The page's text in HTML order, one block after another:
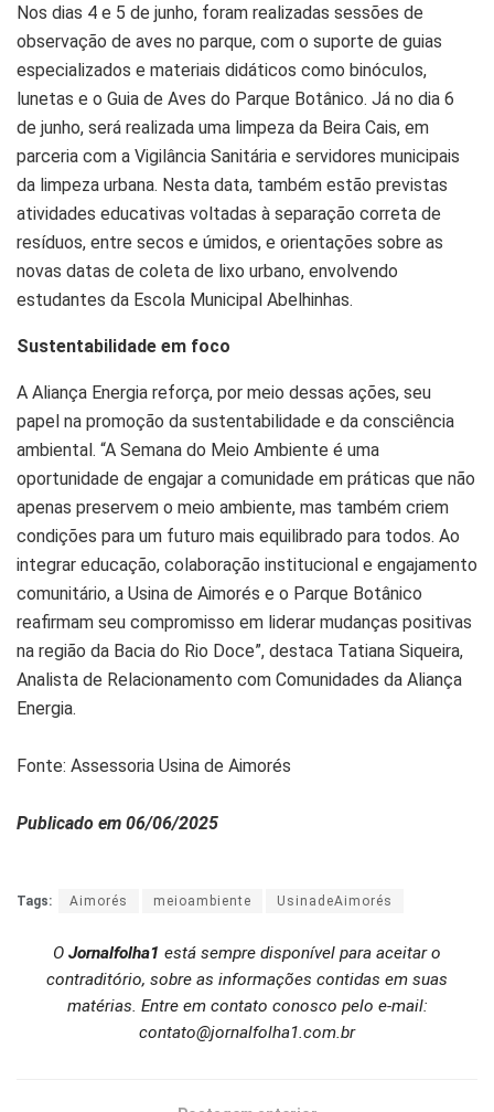
Nos dias 4 e 5 de junho, foram realizadas sessões de
observação de aves no parque, com o suporte de guias
especializados e materiais didáticos como binóculos,
lunetas e o Guia de Aves do Parque Botânico. Já no dia 6
de junho, será realizada uma limpeza da Beira Cais, em
parceria com a Vigilância Sanitária e servidores municipais
da limpeza urbana. Nesta data, também estão previstas
atividades educativas voltadas à separação correta de
resíduos, entre secos e úmidos, e orientações sobre as
novas datas de coleta de lixo urbano, envolvendo
estudantes da Escola Municipal Abelhinhas.
Sustentabilidade em foco
A Aliança Energia reforça, por meio dessas ações, seu
papel na promoção da sustentabilidade e da consciência
ambiental. “A Semana do Meio Ambiente é uma
oportunidade de engajar a comunidade em práticas que não
apenas preservem o meio ambiente, mas também criem
condições para um futuro mais equilibrado para todos. Ao
integrar educação, colaboração institucional e engajamento
comunitário, a Usina de Aimorés e o Parque Botânico
reafirmam seu compromisso em liderar mudanças positivas
na região da Bacia do Rio Doce”, destaca Tatiana Siqueira,
Analista de Relacionamento com Comunidades da Aliança
Energia.
Fonte: Assessoria Usina de Aimorés
Publicado em 06/06/2025
Tags: Aimorés meioambiente UsinadeAimorés
O Jornalfolha1 está sempre disponível para aceitar o
contraditório, sobre as informações contidas em suas
matérias. Entre em contato conosco pelo e-mail:
contato@jornalfolha1.com.br